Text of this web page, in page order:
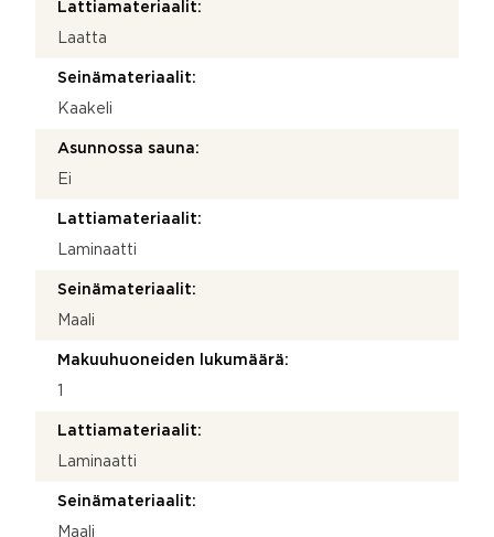
Lattiamateriaalit:
Laatta
Seinämateriaalit:
Kaakeli
Asunnossa sauna:
Ei
Lattiamateriaalit:
Laminaatti
Seinämateriaalit:
Maali
Makuuhuoneiden lukumäärä:
Lattiamateriaalit:
Laminaatti
Seinämateriaalit:
Maali